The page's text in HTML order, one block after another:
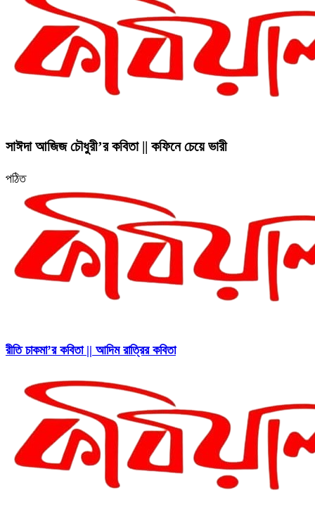
সাঈদা আজিজ চৌধুরী’র কবিতা || কফিনে চেয়ে ভারী
পঠিত
রীতি চাকমা’র কবিতা || আদিম রাত্রির কবিতা